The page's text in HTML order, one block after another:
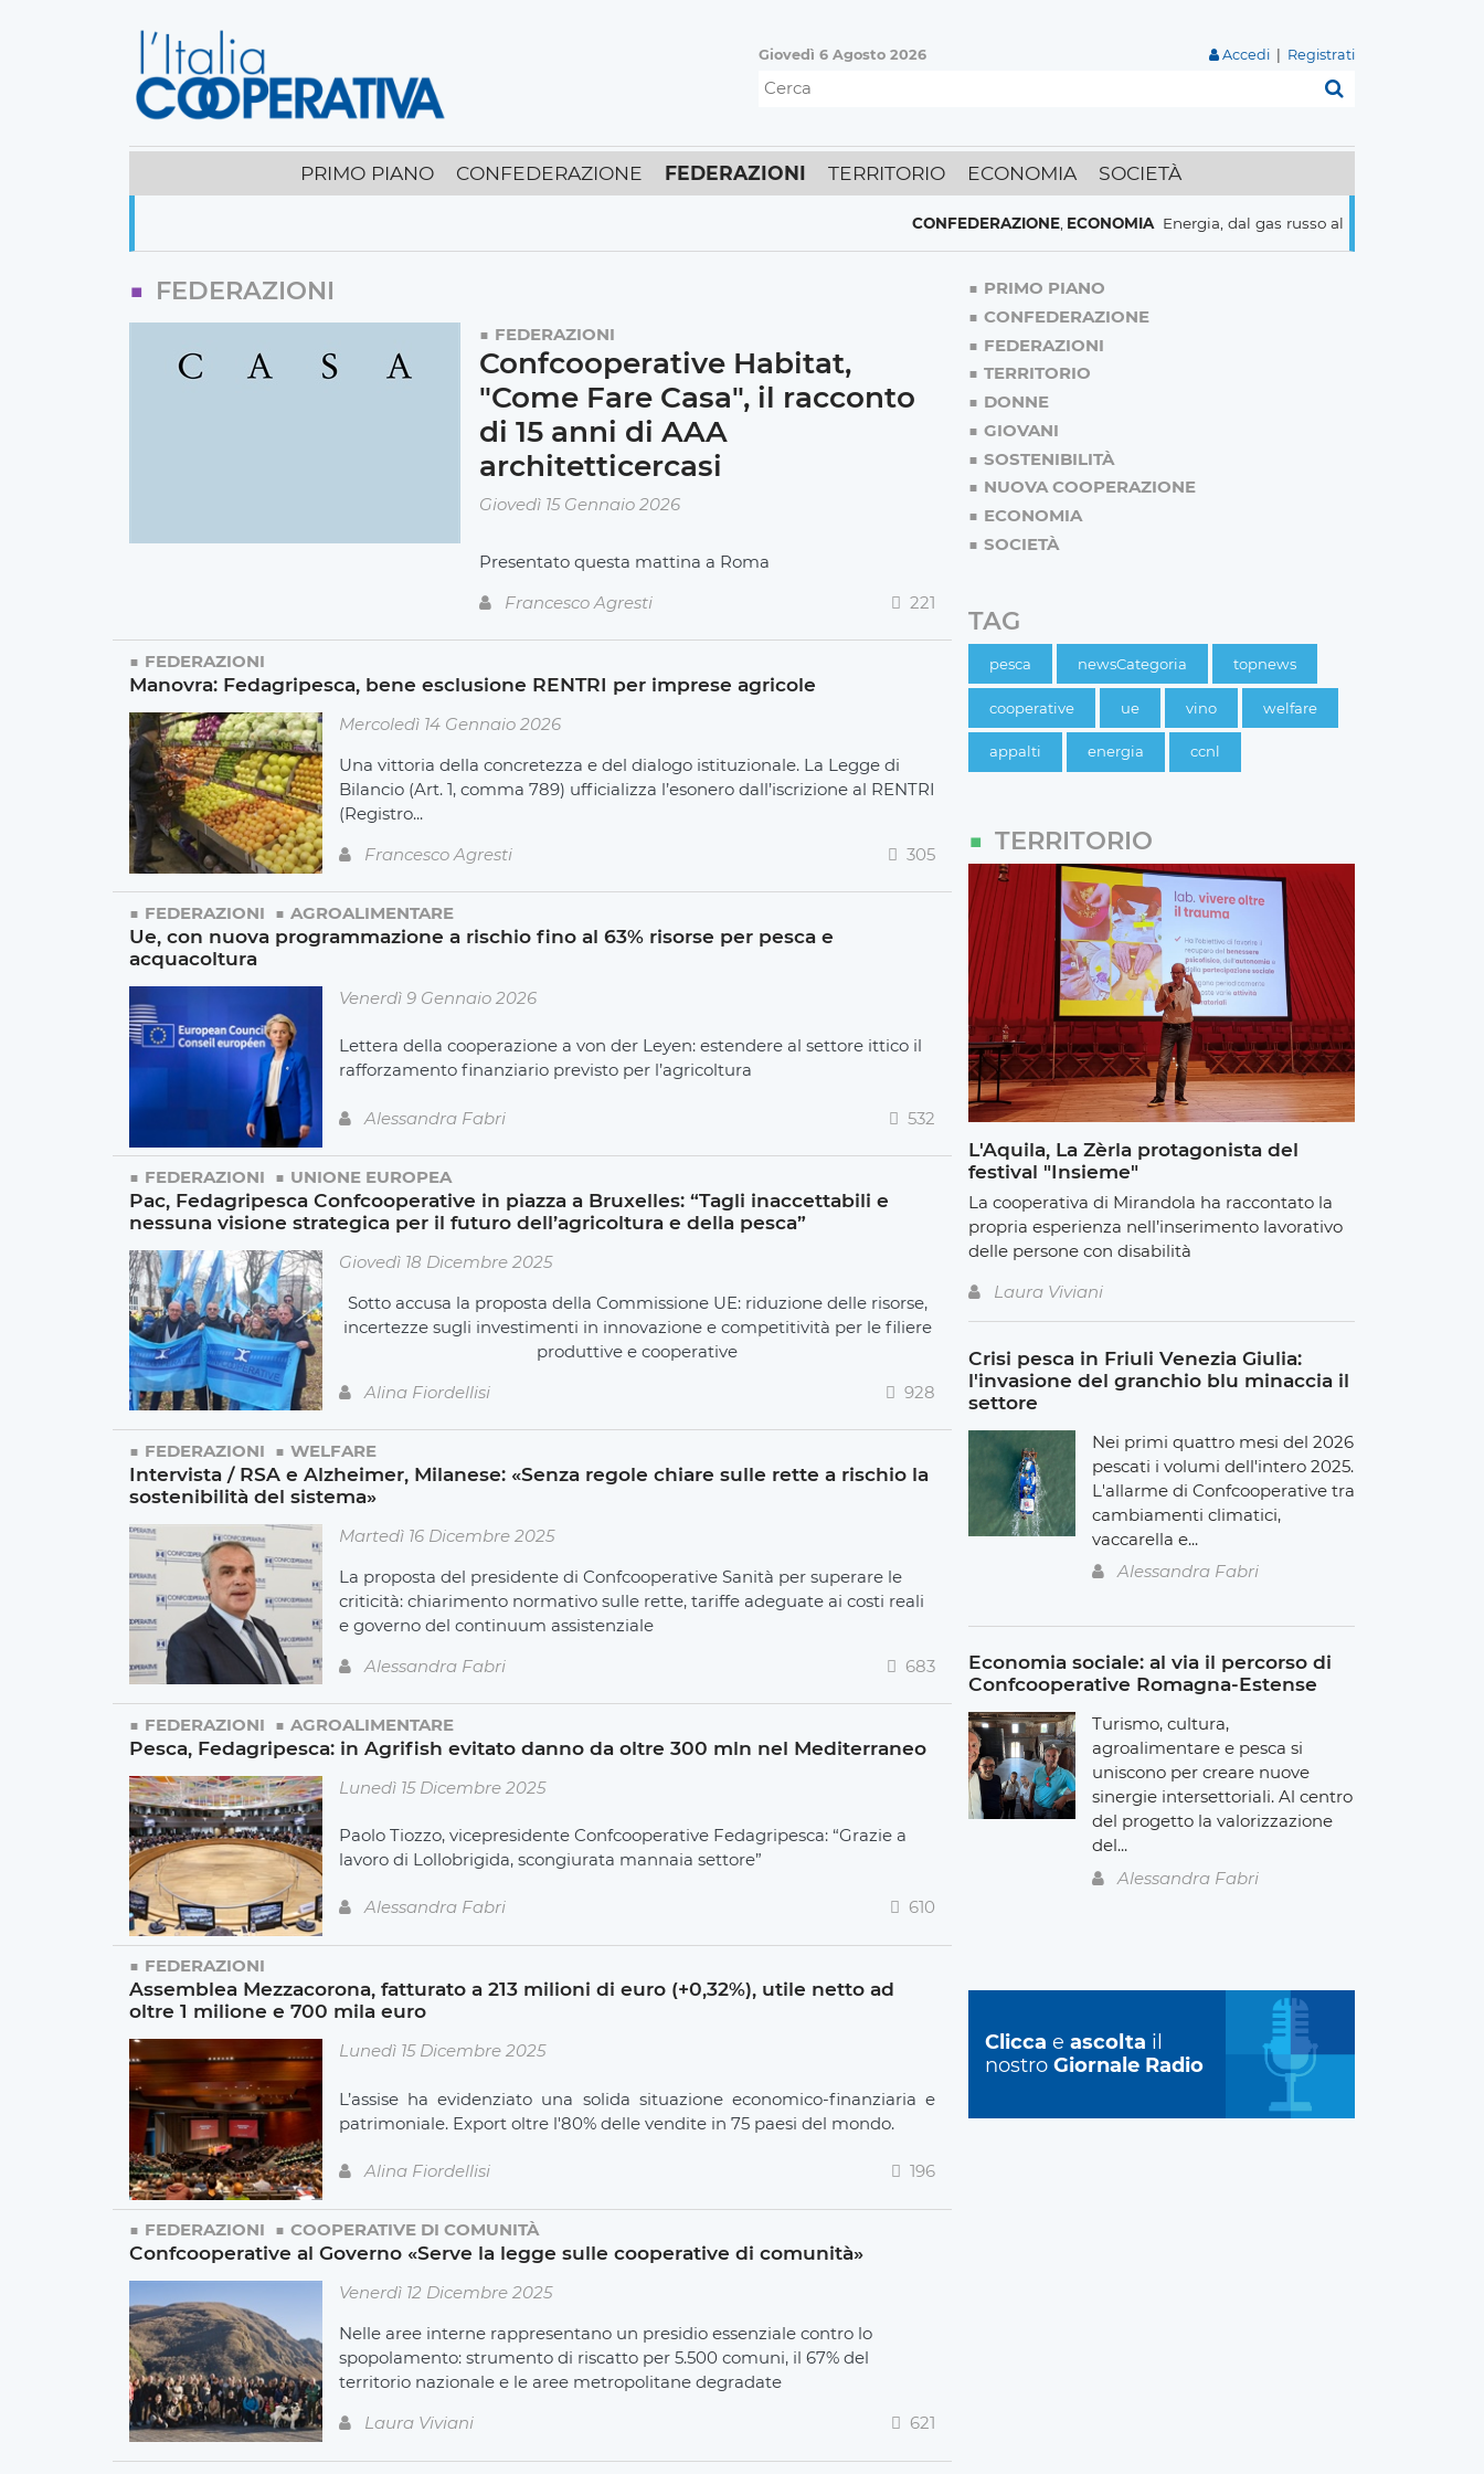
Giovedì 6 Agosto 2026 Accedi Registrati
PRIMO PIANO CONFEDERAZIONE FEDERAZIONI TERRITORIO ECONOMIA SOCIETÀ
CONFEDERAZIONE,ECONOMIA Energia, dal gas russo al nucleare italiani pronti a
FEDERAZIONI
FEDERAZIONI
Confcooperative Habitat,
"Come Fare Casa", il racconto
di 15 anni di AAA
architetticercasi
Giovedì 15 Gennaio 2026
Presentato questa mattina a Roma
Francesco Agresti
221
FEDERAZIONI
Manovra: Fedagripesca, bene esclusione RENTRI per imprese agricole
Mercoledì 14 Gennaio 2026
Una vittoria della concretezza e del dialogo istituzionale. La Legge di
Bilancio (Art. 1, comma 789) ufficializza l’esonero dall’iscrizione al RENTRI
(Registro...
Francesco Agresti
305
FEDERAZIONI AGROALIMENTARE
Ue, con nuova programmazione a rischio fino al 63% risorse per pesca e
acquacoltura
Venerdì 9 Gennaio 2026
Lettera della cooperazione a von der Leyen: estendere al settore ittico il
rafforzamento finanziario previsto per l’agricoltura
Alessandra Fabri 532
FEDERAZIONI UNIONE EUROPEA
Pac, Fedagripesca Confcooperative in piazza a Bruxelles: “Tagli inaccettabili e
nessuna visione strategica per il futuro dell’agricoltura e della pesca”
Giovedì 18 Dicembre 2025
Sotto accusa la proposta della Commissione UE: riduzione delle risorse,
incertezze sugli investimenti in innovazione e competitività per le filiere
produttive e cooperative
Alina Fiordellisi
928
FEDERAZIONI WELFARE
Intervista / RSA e Alzheimer, Milanese: «Senza regole chiare sulle rette a rischio la
sostenibilità del sistema»
Martedì 16 Dicembre 2025
La proposta del presidente di Confcooperative Sanità per superare le
criticità: chiarimento normativo sulle rette, tariffe adeguate ai costi reali
e governo del continuum assistenziale
Alessandra Fabri
683
FEDERAZIONI AGROALIMENTARE
Pesca, Fedagripesca: in Agrifish evitato danno da oltre 300 mln nel Mediterraneo
Lunedì 15 Dicembre 2025
Paolo Tiozzo, vicepresidente Confcooperative Fedagripesca: “Grazie a
lavoro di Lollobrigida, scongiurata mannaia settore”
Alessandra Fabri 610
FEDERAZIONI
Assemblea Mezzacorona, fatturato a 213 milioni di euro (+0,32%), utile netto ad
oltre 1 milione e 700 mila euro
Lunedì 15 Dicembre 2025
L’assise ha evidenziato una solida situazione economico-finanziaria e
patrimoniale. Export oltre l'80% delle vendite in 75 paesi del mondo.
Alina Fiordellisi 196
FEDERAZIONI COOPERATIVE DI COMUNITÀ
Confcooperative al Governo «Serve la legge sulle cooperative di comunità»
Venerdì 12 Dicembre 2025
Nelle aree interne rappresentano un presidio essenziale contro lo
spopolamento: strumento di riscatto per 5.500 comuni, il 67% del
territorio nazionale e le aree metropolitane degradate
Laura Viviani
621
PRIMO PIANO
CONFEDERAZIONE
FEDERAZIONI
TERRITORIO
DONNE
GIOVANI
SOSTENIBILITÀ
NUOVA COOPERAZIONE
ECONOMIA
SOCIETÀ
TAG
pesca newsCategoria topnews
cooperative ue vino welfare
appalti energia ccnl
TERRITORIO
L'Aquila, La Zèrla protagonista del
festival "Insieme"
La cooperativa di Mirandola ha raccontato la
propria esperienza nell’inserimento lavorativo
delle persone con disabilità
Laura Viviani
Crisi pesca in Friuli Venezia Giulia:
l'invasione del granchio blu minaccia il
settore
Nei primi quattro mesi del 2026
pescati i volumi dell'intero 2025.
L'allarme di Confcooperative tra
cambiamenti climatici,
vaccarella e...
Alessandra Fabri
Economia sociale: al via il percorso di
Confcooperative Romagna-Estense
Turismo, cultura,
agroalimentare e pesca si
uniscono per creare nuove
sinergie intersettoriali. Al centro
del progetto la valorizzazione
del...
Alessandra Fabri
Clicca e ascolta il
nostro Giornale Radio